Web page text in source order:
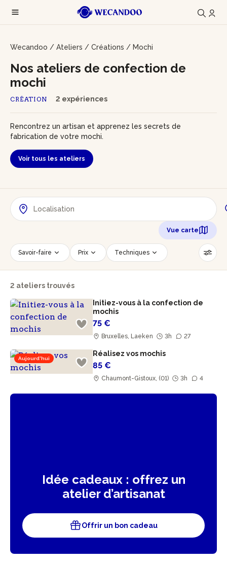
Wecandoo / Ateliers / Créations / Mochi
CRÉATION 2 expériences
Nos ateliers de confection de
mochi
Rencontrez un artisan et apprenez les secrets de
fabrication de votre mochi.
Voir tous les ateliers
Vue carte
Savoir-faire Prix Techniques
Date Créneau horaire
Nombre de personnes
Accessible PMR Réinitialiser les filtres
2 ateliers trouvés
Initiez-vous à la confection de
mochis
75 €
Bruxelles, Laeken 3h 27
Aujourd'hui
Réalisez vos mochis
85 €
Chaumont-Gistoux, (01) 3h 4
Idée cadeaux : offrez un
atelier d’artisanat
Offrir un bon cadeau